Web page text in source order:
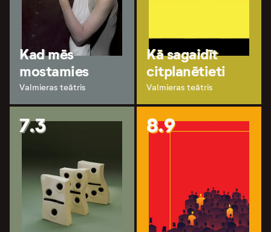
Kad mēs
mostamies
Valmieras teātris
Kā sagaidīt
citplanētieti
Valmieras teātris
7.3 8.9